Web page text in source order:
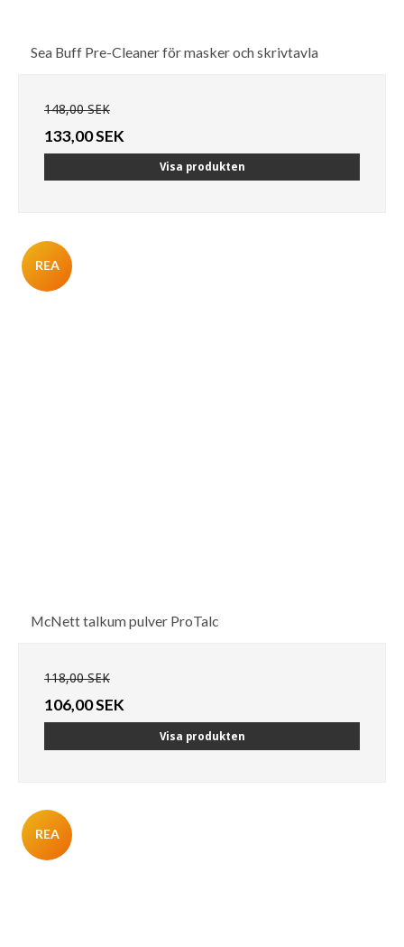
Sea Buff Pre-Cleaner för masker och skrivtavla
148,00 SEK
133,00 SEK
Visa produkten
REA
McNett talkum pulver ProTalc
118,00 SEK
106,00 SEK
Visa produkten
REA